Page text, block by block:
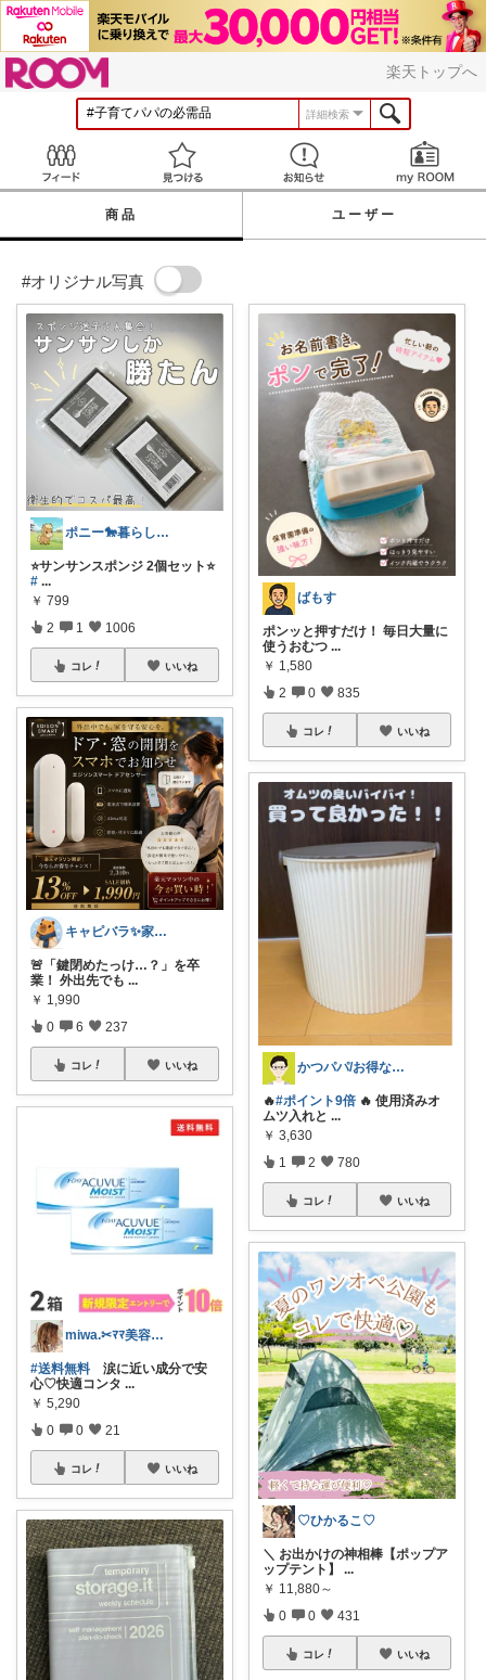
楽天トップへ
詳細検索
見つける お知らせ
商品 ユーザー
#オリジナル写真
ポニー🐎暮らし快適を目指すパパ
⭐️サンサンスポンジ 2個セット⭐️
# ...
￥ 799
2 1 1006
コレ いいね
キャピバラ✨家電開発者のオススメROOM
🚨「鍵閉めたっけ…？」を卒
業！ 外出先でも ...
￥ 1,990
0 6 237
コレ いいね
miwa.✂︎ﾏﾏ美容師💎
#送料無料 涙に近い成分で安
心♡快適コンタ ...
￥ 5,290
0 0 21
コレ いいね
ばもす
ポンッと押すだけ！ 毎日大量に
使うおむつ ...
￥ 1,580
2 0 835
コレ いいね
かつパパ/お得な子供服、育児商品の紹介✨
🔥#ポイント9倍 🔥 使用済みオ
ムツ入れと ...
￥ 3,630
1 2 780
コレ いいね
♡ひかるこ♡
＼ お出かけの神相棒【ポップア
ップテント】
...
￥ 11,880～
0 0 431
コレ いいね